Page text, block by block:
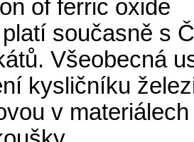
of ferric oxide
současně s
Všeobecná
kysličníku
v